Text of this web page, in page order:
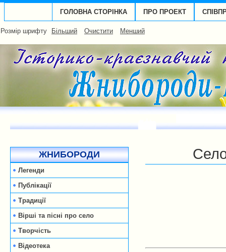
ГОЛОВНА СТОРІНКА ПРО ПРОЕКТ
Розмір шрифту Більший Очистити Менший
ЖНИБОРОДИ
Легенди
Публікації
Традиції
Вірші та пісні про село
Творчість
Відеотека